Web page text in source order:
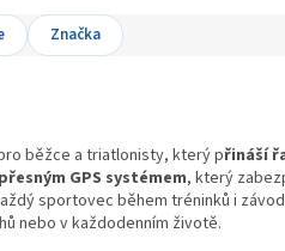
Značka
běžce a triatlonisty, který přináší
přesným GPS systémem, který
sportovec během tréninků i
nebo v každodenním životě.